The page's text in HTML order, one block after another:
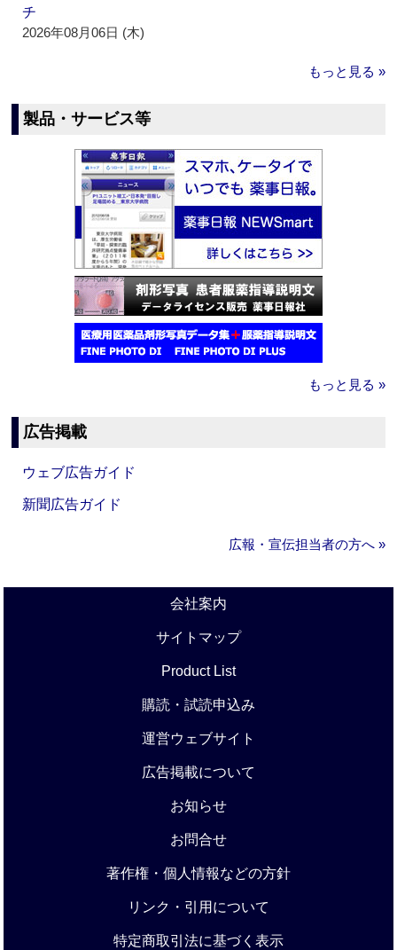
チ
2026年08月06日 (木)
もっと見る »
製品・サービス等
もっと見る »
広告掲載
ウェブ広告ガイド
新聞広告ガイド
広報・宣伝担当者の方へ »
会社案内
サイトマップ
Product List
購読・試読申込み
運営ウェブサイト
広告掲載について
お知らせ
お問合せ
著作権・個人情報などの方針
リンク・引用について
特定商取引法に基づく表示